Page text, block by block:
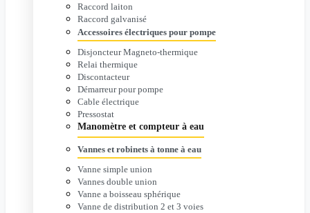
Raccord laiton
Raccord galvanisé
Accessoires électriques pour pompe
Disjoncteur Magneto-thermique
Relai thermique
Discontacteur
Démarreur pour pompe
Cable électrique
Pressostat
Manomètre et compteur à eau
Vannes et robinets à tonne à eau
Vanne simple union
Vannes double union
Vanne a boisseau sphérique
Vanne de distribution 2 et 3 voies